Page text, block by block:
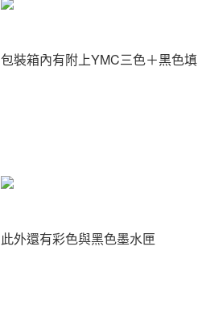
包裝箱內有附上YMC三色＋黑色
此外還有彩色與黑色墨水匣